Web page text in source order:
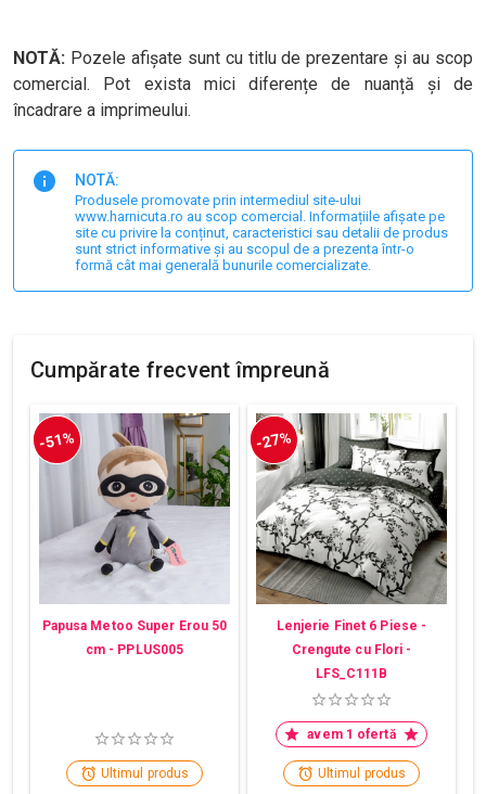
NOTĂ: Pozele afișate sunt cu titlu de prezentare și au scop
comercial. Pot exista mici diferențe de nuanță și de
încadrare a imprimeului.
NOTĂ:
Produsele promovate prin intermediul site-ului
www.harnicuta.ro au scop comercial. Informațiile afișate pe
site cu privire la conținut, caracteristici sau detalii de produs
sunt strict informative și au scopul de a prezenta într-o
formă cât mai generală bunurile comercializate.
Cumpărate frecvent împreună
-51%
Papusa Metoo Super Erou 50
cm - PPLUS005
Ultimul produs
-27%
Lenjerie Finet 6 Piese -
Crengute cu Flori -
LFS_C111B
avem 1 ofertă
Ultimul produs